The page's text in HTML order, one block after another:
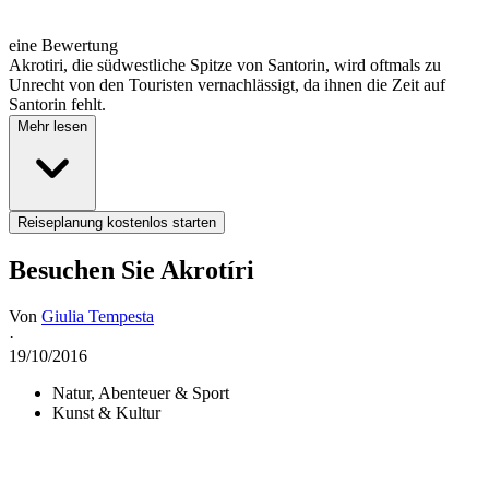
eine Bewertung
Akrotiri, die südwestliche Spitze von Santorin, wird oftmals zu
Unrecht von den Touristen vernachlässigt, da ihnen die Zeit auf
Santorin fehlt.
Mehr lesen
Reiseplanung kostenlos starten
Besuchen Sie Akrotíri
Von Giulia Tempesta
·
19/10/2016
Natur, Abenteuer & Sport
Kunst & Kultur